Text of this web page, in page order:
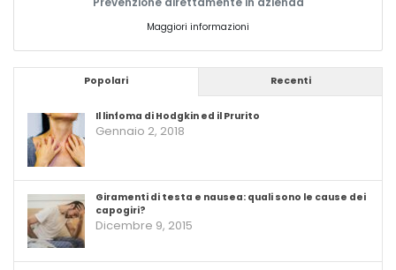
Maggiori informazioni
Popolari Recenti
Il linfoma di Hodgkin ed il Prurito
Gennaio 2, 2018
Giramenti di testa e nausea: quali sono le cause dei
capogiri?
Dicembre 9, 2015